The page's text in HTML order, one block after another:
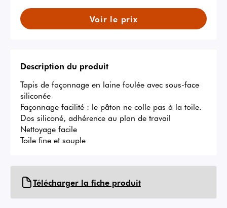
Voir le prix
Description du produit
Tapis de façonnage en laine foulée avec sous-face
siliconée
Façonnage facilité : le pâton ne colle pas à la toile.
Dos siliconé, adhérence au plan de travail
Nettoyage facile
Toile fine et souple
Télécharger la fiche produit